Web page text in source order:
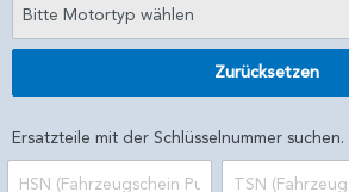
Bitte Motortyp wählen
Zurücksetzen
Ersatzteile mit der Schlüsselnummer suchen.